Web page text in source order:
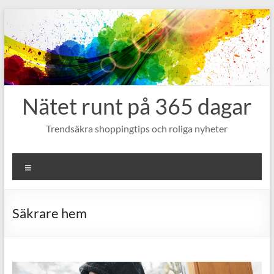
till
innehåll
Nätet runt på 365 dagar
Trendsäkra shoppingtips och roliga nyheter
Säkrare hem